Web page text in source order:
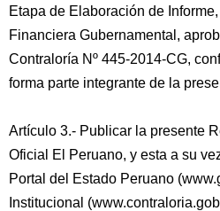
Etapa de Elaboración de
Financiera Gubernamental,
Contraloría Nº 445-2014-CG,
forma parte integrante de la
Artículo 3.- Publicar la presente
Oficial El Peruano, y esta a su
Portal del Estado Peruano
Institucional